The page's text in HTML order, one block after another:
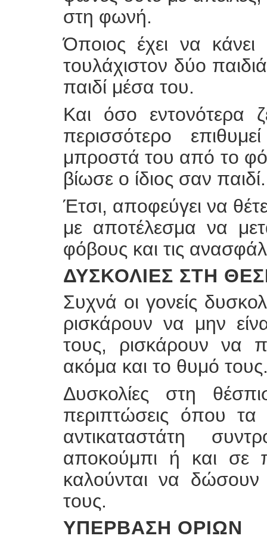
στη φωνή.
Όποιος έχει να
τουλάχιστον δύο
παιδί μέσα του.
Και όσο εντονότερα
περισσότερο
μπροστά του από το
βίωσε ο ίδιος σαν παιδί.
Έτσι, αποφεύγει να
με αποτέλεσμα να
φόβους και τις
ΔΥΣΚΟΛΊΕΣ ΣΤΗ
Συχνά οι γονείς
ρισκάρουν να μην
τους, ρισκάρουν να
ακόμα και το θυμό
Δυσκολίες στη
περιπτώσεις όπου τα
αντικαταστάτη
αποκούμπι ή και σε
καλούνται να
τους.
ΥΠΈΡΒΑΣΗ ΟΡΊΩΝ